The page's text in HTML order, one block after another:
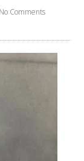
No Comments